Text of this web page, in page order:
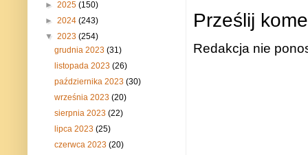
Prześlij
Redakcja nie
► 2025 (150)
► 2024 (243)
▼ 2023 (254)
grudnia 2023(31)
listopada 2023(26)
października 2023(30)
września 2023(20)
sierpnia 2023(22)
lipca 2023(25)
czerwca 2023(20)